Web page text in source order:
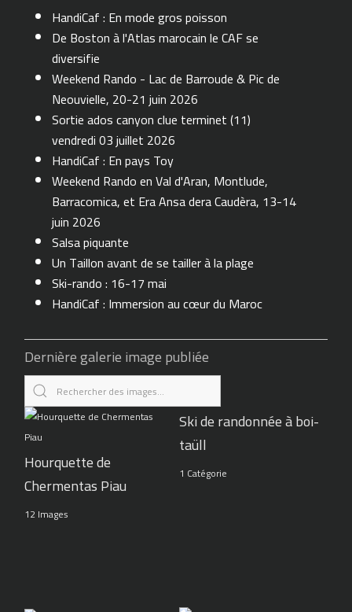
HandiCaf : En mode gros poisson
De Boston à l'Atlas marocain le CAF se
diversifie
Weekend Rando - Lac de Barroude & Pic de
Neouvielle, 20-21 juin 2026
Sortie ados canyon clue terminet (11)
vendredi 03 juillet 2026
HandiCaf : En pays Toy
Weekend Rando en Val d'Aran, Montlude,
Barracomica, et Era Ansa dera Caudèra, 13-14
juin 2026
Salsa piquante
Un Taillon avant de se tailler à la plage
Ski-rando : 16-17 mai
HandiCaf : Immersion au cœur du Maroc
Dernière galerie image publiée
Hourquette de
Chermentas Piau
12 Images
Ski de randonnée à boi-
taüll
1 Catégorie